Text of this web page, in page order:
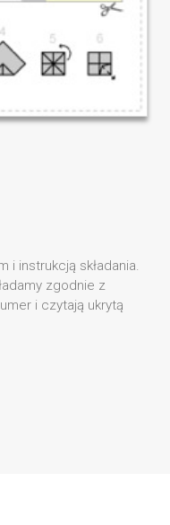
i instrukcją składania.
zgodnie z
i czytają ukrytą